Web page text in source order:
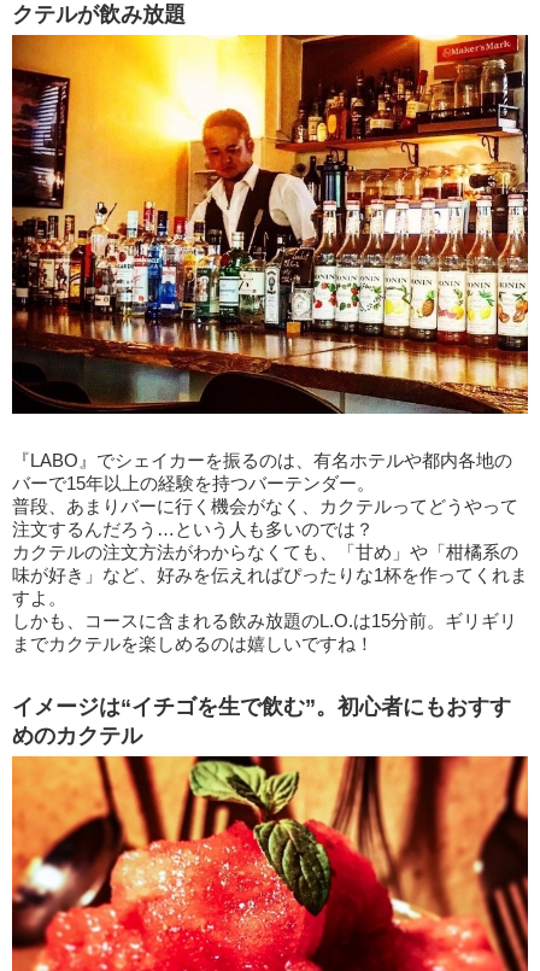
クテルが飲み放題
『LABO』でシェイカーを振るのは、有名ホテルや都内各地の
バーで15年以上の経験を持つバーテンダー。
普段、あまりバーに行く機会がなく、カクテルってどうやって
注文するんだろう…という人も多いのでは？
カクテルの注文方法がわからなくても、「甘め」や「柑橘系の
味が好き」など、好みを伝えればぴったりな1杯を作ってくれま
すよ。
しかも、コースに含まれる飲み放題のL.O.は15分前。ギリギリ
までカクテルを楽しめるのは嬉しいですね！
イメージは“イチゴを生で飲む”。初心者にもおすす
めのカクテル